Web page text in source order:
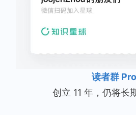
读者群 Pro
创立 11 年，仍将长